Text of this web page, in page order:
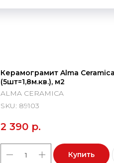
Керамограмит Alma
(5шт=1,8м.кв.), м2
ALMA CERAMICA
SKU: 89103
2 390 р.
Купить